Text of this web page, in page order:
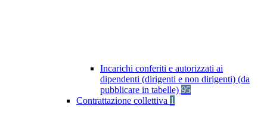
Incarichi conferiti e autorizzati ai
dipendenti (dirigenti e non dirigenti) (da
pubblicare in tabelle) 95
Contrattazione collettiva 1